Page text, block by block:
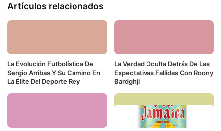
Artículos relacionados
La Evolución Futbolística De
Sergio Arribas Y Su Camino En
La Élite Del Deporte Rey
La Verdad Oculta Detrás De Las
Expectativas Fallidas Con Roony
Bardghji